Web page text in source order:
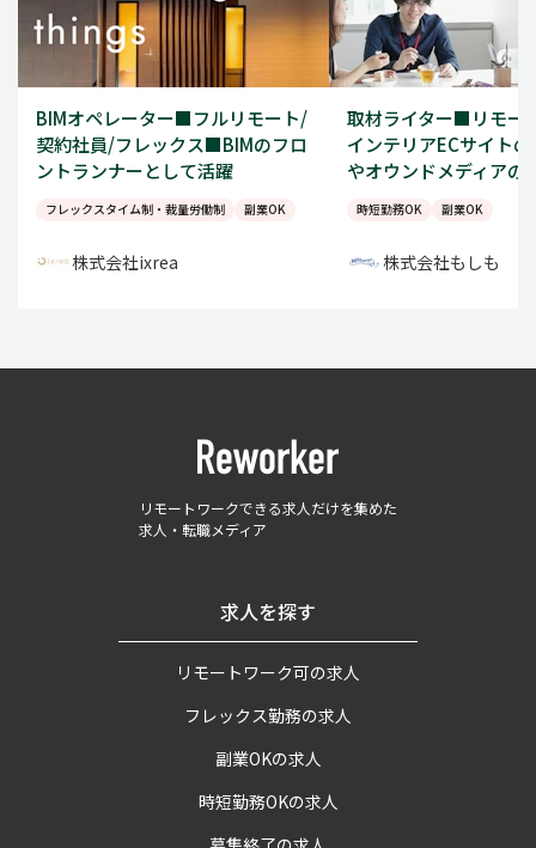
BIMオペレーター■フルリモート/
契約社員/フレックス■BIMのフロ
ントランナーとして活躍
フレックスタイム制・裁量労働制 副業OK
株式会社ixrea
取材ライター■リモー
インテリアECサイト
やオウンドメディアの
時短勤務OK 副業OK
株式会社もしも
リモートワークできる求人だけを集めた
求人・転職メディア
求人を探す
リモートワーク可の求人
フレックス勤務の求人
副業OKの求人
時短勤務OKの求人